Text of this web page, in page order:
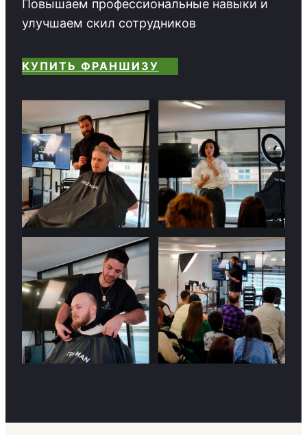
Повышаем профессиональные навыки и
улучшаем скил сотрудников
КУПИТЬ ФРАНШИЗУ